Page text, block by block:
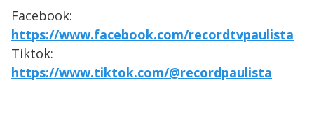
Facebook:
https://www.facebook.com/recordtvpaulista
Tiktok:
https://www.tiktok.com/@recordpaulista